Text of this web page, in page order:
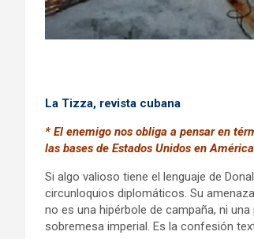
La Tizza, revista cubana
* El enemigo nos obliga a pensar en
las bases de Estados Unidos en
Si algo valioso tiene el lenguaje de
circunloquios diplomáticos. Su
no es una hipérbole de campaña, ni
sobremesa imperial. Es la confesión